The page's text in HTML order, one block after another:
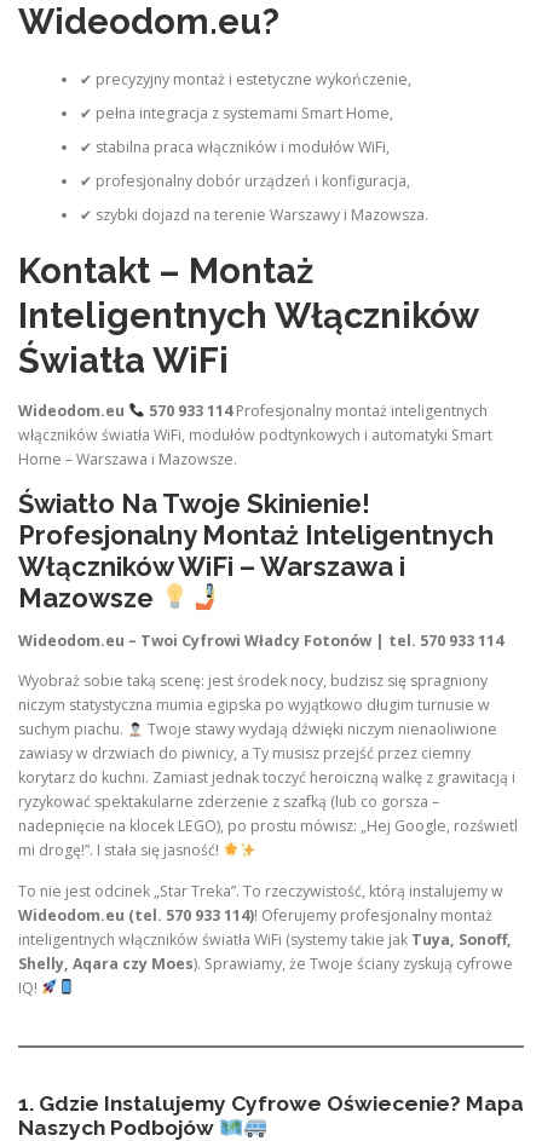
Wideodom.eu?
✔ precyzyjny montaż i estetyczne wykończenie,
✔ pełna integracja z systemami Smart Home,
✔ stabilna praca włączników i modułów WiFi,
✔ profesjonalny dobór urządzeń i konfiguracja,
✔ szybki dojazd na terenie Warszawy i Mazowsza.
Kontakt – Montaż
Inteligentnych Włączników
Światła WiFi
Wideodom.eu 570 933 114Profesjonalny montaż inteligentnych
włączników światła WiFi, modułów podtynkowych i automatyki Smart
Home – Warszawa i Mazowsze.
Światło Na Twoje Skinienie!
Profesjonalny Montaż Inteligentnych
Włączników WiFi – Warszawa i
Mazowsze
Wideodom.eu – Twoi Cyfrowi Władcy Fotonów | tel. 570 933 114
Wyobraź sobie taką scenę: jest środek nocy, budzisz się spragniony
niczym statystyczna mumia egipska po wyjątkowo długim turnusie w
suchym piachu.
Twoje stawy wydają dźwięki niczym nienaoliwione
zawiasy w drzwiach do piwnicy, a Ty musisz przejść przez ciemny
korytarz do kuchni. Zamiast jednak toczyć heroiczną walkę z grawitacją i
ryzykować spektakularne zderzenie z szafką (lub co gorsza –
nadepnięcie na klocek LEGO), po prostu mówisz: „Hej Google, rozświetl
mi drogę!”. I stała się jasność!
To nie jest odcinek „Star Treka”. To rzeczywistość, którą instalujemy w
Wideodom.eu (tel. 570 933 114)! Oferujemy profesjonalny montaż
inteligentnych włączników światła WiFi (systemy takie jak Tuya, Sonoff,
Shelly, Aqara czy Moes). Sprawiamy, że Twoje ściany zyskują cyfrowe
IQ!
1. Gdzie Instalujemy Cyfrowe Oświecenie? Mapa
Naszych Podbojów